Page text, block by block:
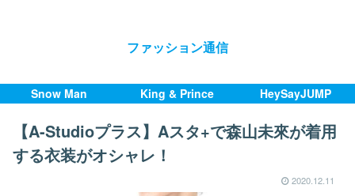
ファッション通信
Snow Man King & Prince HeySayJUMP
【A-Studioプラス】Aスタ+で森山未來が着用
する衣装がオシャレ！
2020.12.11